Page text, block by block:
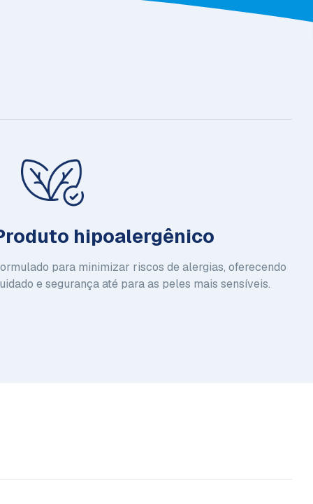
hipoalergênico
para minimizar riscos de alergias, oferecendo
e segurança até para as peles mais sensíveis.